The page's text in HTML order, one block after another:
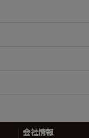
会社情報